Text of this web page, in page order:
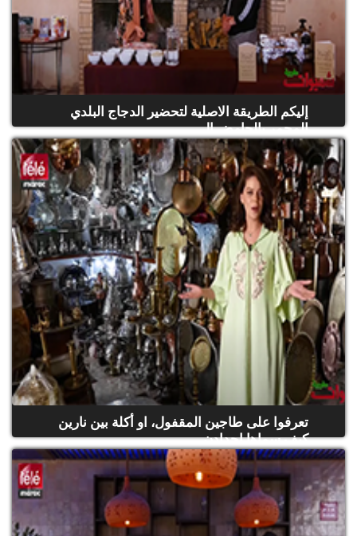
إليكم الطريقة الاصلية لتحضير الدجاج البلدي
المحمر بالحامض ال...
(حلقة كاملة)
تعرفوا على طاجين المقفول، او أكلة بين نارين
كيف سماها اجدادن...
(حلقة كاملة)